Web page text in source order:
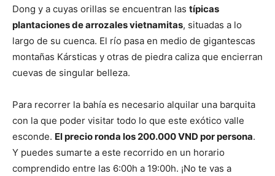
Dong y a cuyas orillas se encuentran las típicas
plantaciones de arrozales vietnamitas, situadas a lo
largo de su cuenca. El río pasa en medio de gigantescas
montañas Kársticas y otras de piedra caliza que encierran
cuevas de singular belleza.
Para recorrer la bahía es necesario alquilar una barquita
con la que poder visitar todo lo que este exótico valle
esconde. El precio ronda los 200.000 VND por persona.
Y puedes sumarte a este recorrido en un horario
comprendido entre las 6:00h a 19:00h. ¡No te vas a